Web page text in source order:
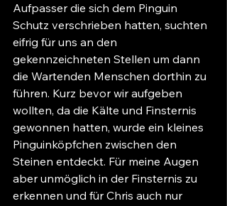
Aufpasser die sich dem Pinguin
Schutz verschrieben hatten, suchten
eifrig für uns an den
gekennzeichneten Stellen um dann
die Wartenden Menschen dorthin zu
führen. Kurz bevor wir aufgeben
wollten, da die Kälte und Finsternis
gewonnen hatten, wurde ein kleines
Pinguinköpfchen zwischen den
Steinen entdeckt. Für meine Augen
aber unmöglich in der Finsternis zu
erkennen und für Chris auch nur